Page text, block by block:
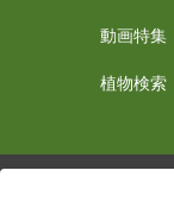
動画特集
植物検索